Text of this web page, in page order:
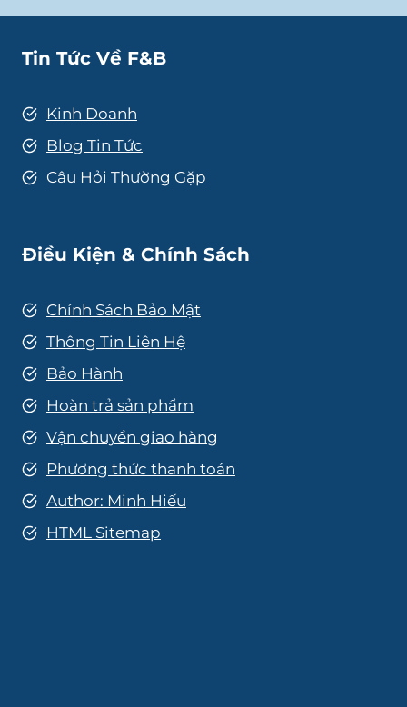
Tin Tức Về F&B
Kinh Doanh
Blog Tin Tức
Câu Hỏi Thường Gặp
Điều Kiện & Chính Sách
Chính Sách Bảo Mật
Thông Tin Liên Hệ
Bảo Hành
Hoàn trả sản phẩm
Vận chuyển giao hàng
Phương thức thanh toán
Author: Minh Hiếu
HTML Sitemap